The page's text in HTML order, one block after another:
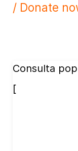
/ Donate
Consulta
[